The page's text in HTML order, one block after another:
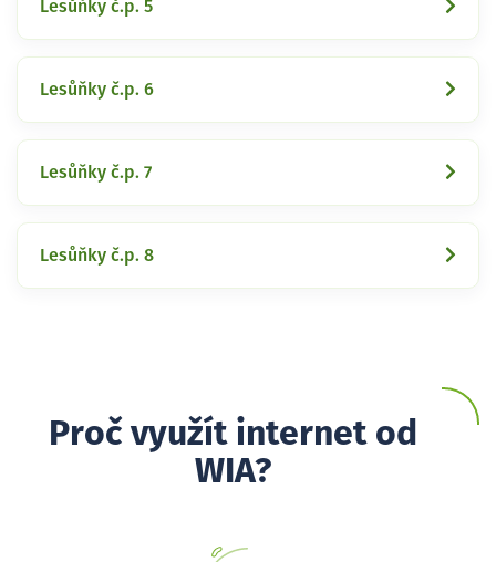
Lesůňky č.p. 5
Lesůňky č.p. 6
Lesůňky č.p. 7
Lesůňky č.p. 8
Proč využít internet od
WIA?